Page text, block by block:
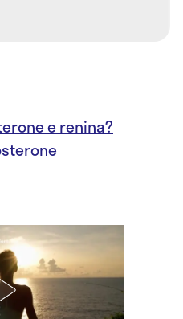
e renina?